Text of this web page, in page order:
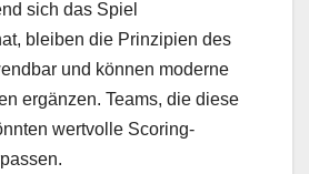
sich das Spiel
bleiben die Prinzipien des
und können moderne
ergänzen. Teams, die diese
wertvolle Scoring-